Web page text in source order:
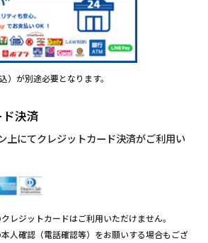
が別途必要となります。
決済
上にてクレジットカード決済がご利用い
レジットカードはご利用いただけません。
人確認（電話確認等）をお願いする場合もござ